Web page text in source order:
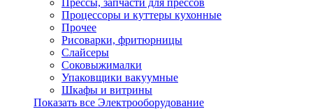
Прессы, запчасти для прессов
Процессоры и куттеры кухонные
Прочее
Рисоварки, фритюрницы
Слайсеры
Соковыжималки
Упаковщики вакуумные
Шкафы и витрины
Показать все Электрооборудование